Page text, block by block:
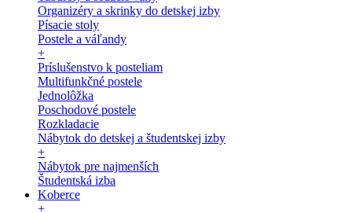
Organizéry a skrinky do detskej izby
Písacie stoly
Postele a váľandy
+
Príslušenstvo k posteliam
Multifunkčné postele
Jednolôžka
Poschodové postele
Rozkladacie
Nábytok do detskej a študentskej izby
+
Nábytok pre najmenších
Študentská izba
Koberce
+